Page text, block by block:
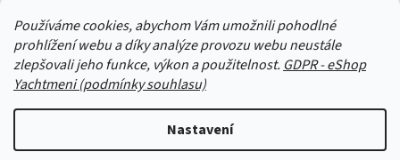
Používáme cookies, abychom Vám umožnili pohodlné
prohlížení webu a díky analýze provozu webu neustále
zlepšovali jeho funkce, výkon a použitelnost. GDPR - eShop
Yachtmeni (podmínky souhlasu)
Nastavení
Zboží.cz Heureka.cz Yachtmeni ComGate Payments, a.s.
Vytvořil Shoptet